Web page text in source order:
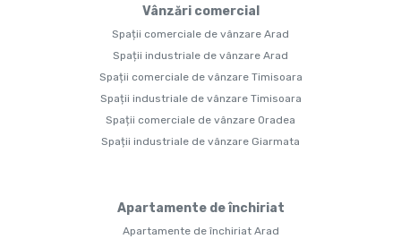
Vânzări comercial
Spații comerciale de vânzare Arad
Spații industriale de vânzare Arad
Spații comerciale de vânzare Timisoara
Spații industriale de vânzare Timisoara
Spații comerciale de vânzare Oradea
Spații industriale de vânzare Giarmata
Apartamente de închiriat
Apartamente de închiriat Arad